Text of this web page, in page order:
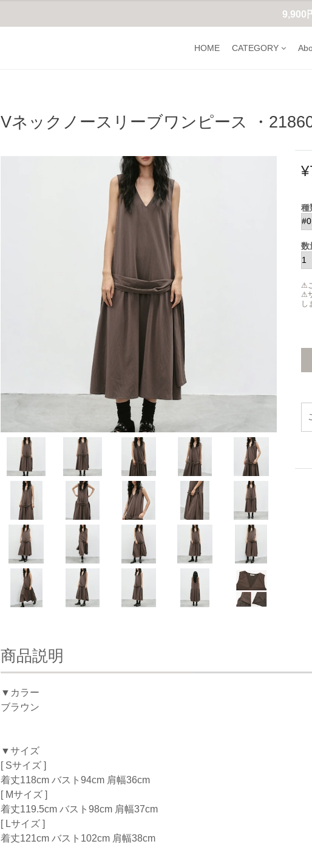
9,900
HOME CATEGORY
Vネックノースリーブワンピース ・
種
数
⚠
⚠
し
商品説明
▼カラー
ブラウン
▼サイズ
[ Sサイズ ]
着丈118cm バスト94cm 肩幅36cm
[ Mサイズ ]
着丈119.5cm バスト98cm 肩幅37cm
[ Lサイズ ]
着丈121cm バスト102cm 肩幅38cm